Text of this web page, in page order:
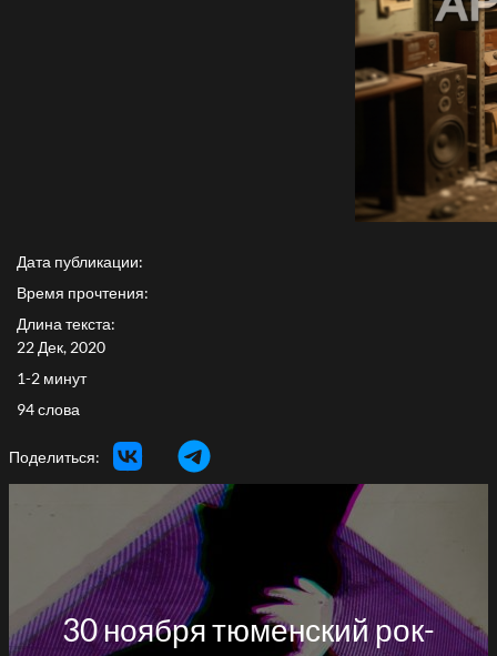
Дата публикации:
Время прочтения:
Длина текста:
22 Дек, 2020
1-2 минут
94 слова
Поделиться:
30 ноября тюменский рок-